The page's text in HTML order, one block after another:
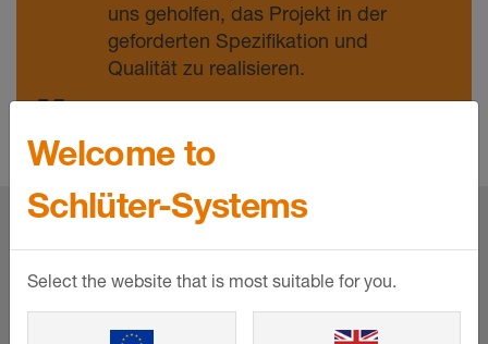
uns geholfen, das Projekt in der
geforderten Spezifikation und
Qualität zu realisieren.
Die Produkthighlights dieser
Welcome to
Schlüter-Systems
Select the website that is most suitable for you.